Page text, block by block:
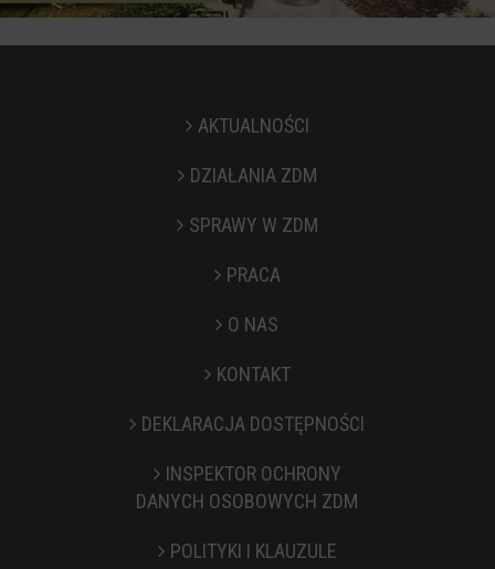
AKTUALNOŚCI
DZIAŁANIA ZDM
SPRAWY W ZDM
PRACA
O NAS
KONTAKT
DEKLARACJA DOSTĘPNOŚCI
INSPEKTOR OCHRONY
DANYCH OSOBOWYCH ZDM
POLITYKI I KLAUZULE